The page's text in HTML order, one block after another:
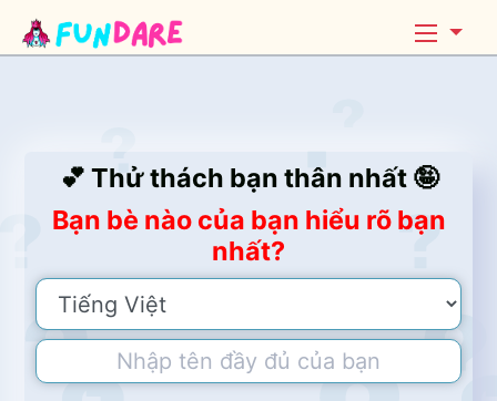
💕 Thử thách bạn thân nhất 🤪
Bạn bè nào của bạn hiểu rõ bạn
nhất?